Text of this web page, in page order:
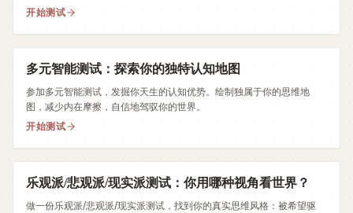
开始测试
多元智能测试：探索你的独特认知地图
参加多元智能测试，发掘你天生的认知优势。绘制独属于你的思维地
图，减少内在摩擦，自信地驾驭你的世界。
开始测试
乐观派/悲观派/现实派测试：你用哪种视角看世界？
做一份乐观派/悲观派/现实派测试，找到你的真实思维风格：被希望驱